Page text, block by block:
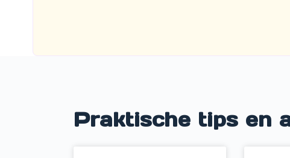
Praktische tips en